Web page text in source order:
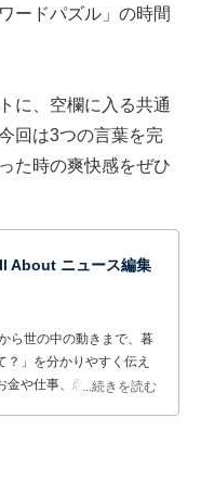
ードパズル」の時間
に、空欄に入る共通
回は3つの言葉を完
た時の爽快感をぜひ
About ニュース編集
ら世の中の動きまで、暮
？」を分かりやすく伝え
金や仕事、恋愛、ITに関
...続きを読む